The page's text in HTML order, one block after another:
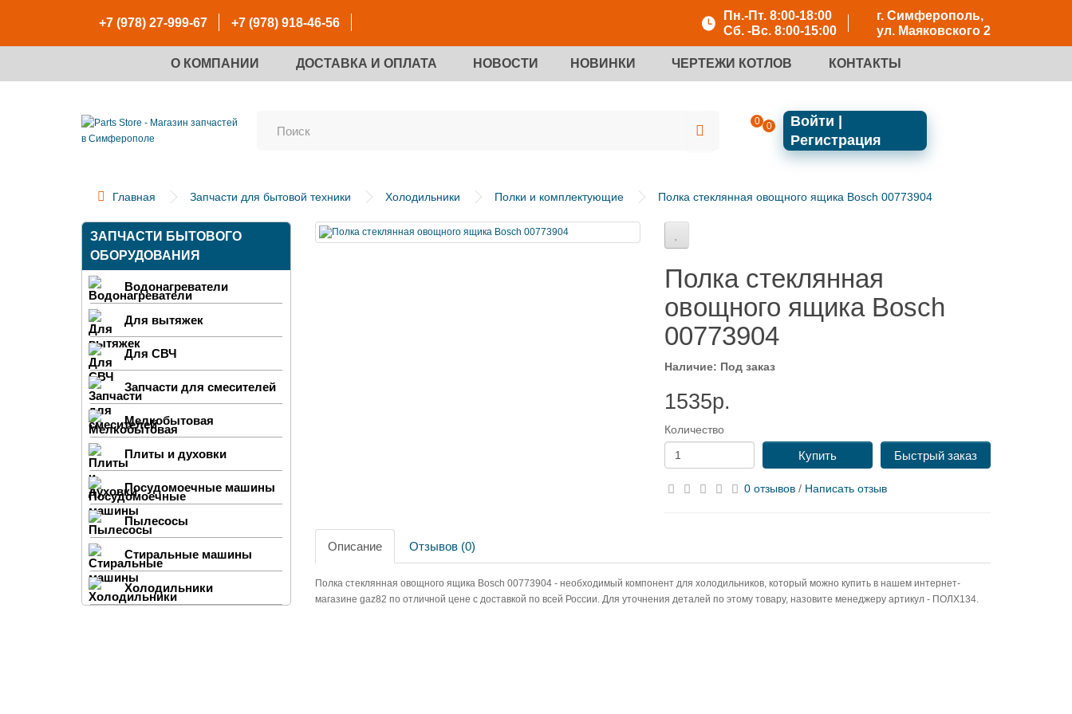
+7 (978) 27-999-67 +7 (978) 918-46-56
Пн.-Пт. 8:00-18:00
Сб. -Вс. 8:00-15:00
г. Симферополь,
ул. Маяковского 2
О КОМПАНИИ ДОСТАВКА И ОПЛАТА НОВОСТИ НОВИНКИ ЧЕРТЕЖИ КОТЛОВ КОНТАКТЫ
0 0
Войти |
Регистрация
Главная Запчасти для бытовой техники Холодильники Полки и комплектующие Полка стеклянная овощного ящика Bosch 00773904
ЗАПЧАСТИ БЫТОВОГО
ОБОРУДОВАНИЯ
Водонагреватели
Для вытяжек
Для СВЧ
Запчасти для смесителей
Мелкобытовая
Плиты и духовки
Посудомоечные машины
Пылесосы
Стиральные машины
Холодильники
Полка стеклянная
овощного ящика Bosch
00773904
Наличие: Под заказ
1535р.
Количество
Купить Быстрый заказ
0 отзывов / Написать отзыв
Описание Отзывов (0)
Полка стеклянная овощного ящика Bosch 00773904 - необходимый компонент для холодильников, который можно купить в нашем интернет-
магазине gaz82 по отличной цене с доставкой по всей России. Для уточнения деталей по этому товару, назовите менеджеру артикул - ПОЛХ134.